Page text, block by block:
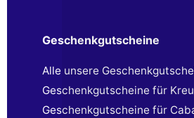
Geschenkgutscheine
Alle unsere
Geschenkgutscheine für
Geschenkgutscheine für